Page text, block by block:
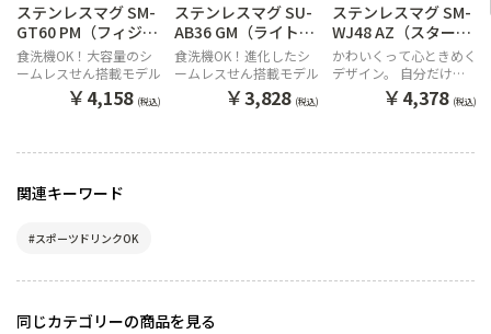
ステンレスマグ SM-
GT60 PM（フィジー
ピンク）
食洗機OK！大容量のシ
ームレスせん搭載モデル
￥4,158 (税込)
ステンレスマグ SU-
AB36 GM（ライトグ
リーン）
食洗機OK！進化したシ
ームレスせん搭載モデル
￥3,828 (税込)
ステンレスマグ SM-
WJ48 AZ（スターリ
ーブルー）
かわいくって心ときめく
デザイン。 自分だけの
「好き」を見つけて一緒
に出かけよう。
￥4,378 (税込)
関連キーワード
#スポーツドリンクOK
同じカテゴリーの商品を見る